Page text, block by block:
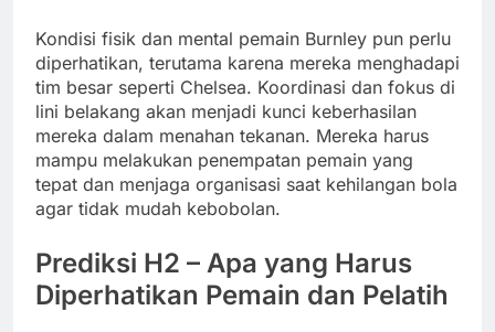
Kondisi fisik dan mental pemain Burnley pun perlu
diperhatikan, terutama karena mereka menghadapi
tim besar seperti Chelsea. Koordinasi dan fokus di
lini belakang akan menjadi kunci keberhasilan
mereka dalam menahan tekanan. Mereka harus
mampu melakukan penempatan pemain yang
tepat dan menjaga organisasi saat kehilangan bola
agar tidak mudah kebobolan.
Prediksi H2 – Apa yang Harus
Diperhatikan Pemain dan Pelatih